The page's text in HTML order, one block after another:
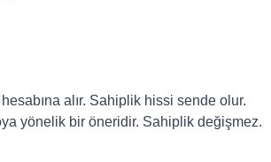
alır. Sahiplik hissi sende olur.
yönelik bir öneridir. Sahiplik değişmez.